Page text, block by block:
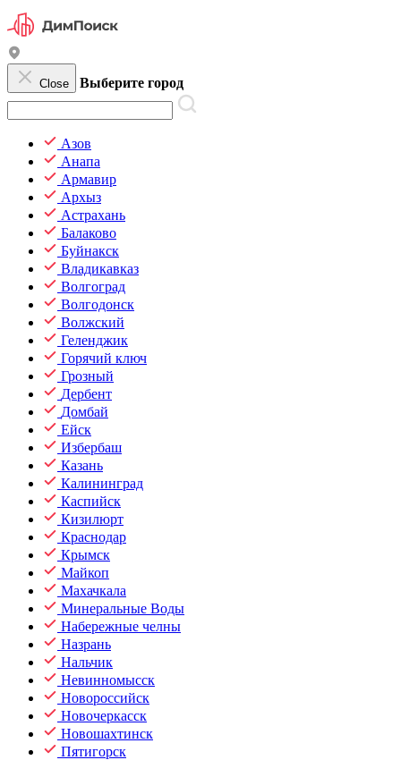
Close Выберите город
Азов
Анапа
Армавир
Архыз
Астрахань
Балаково
Буйнакск
Владикавказ
Волгоград
Волгодонск
Волжский
Геленджик
Горячий ключ
Грозный
Дербент
Домбай
Ейск
Избербаш
Казань
Калининград
Каспийск
Кизилюрт
Краснодар
Крымск
Майкоп
Махачкала
Минеральные Воды
Набережные челны
Назрань
Нальчик
Невинномысск
Новороссийск
Новочеркасск
Новошахтинск
Пятигорск